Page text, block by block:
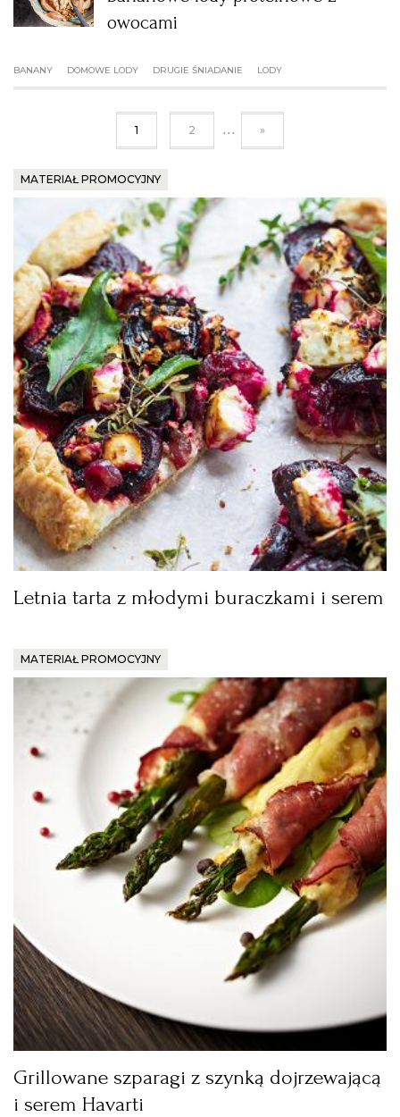
owocami
BANANY DOMOWE LODY DRUGIE ŚNIADANIE LODY
1 2 ... »
MATERIAŁ PROMOCYJNY
Letnia tarta z młodymi buraczkami i serem
MATERIAŁ PROMOCYJNY
Grillowane szparagi z szynką dojrzewającą
i serem Havarti